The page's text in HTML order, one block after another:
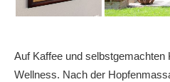
Auf Kaffee und selbstgemachten
Wellness. Nach der